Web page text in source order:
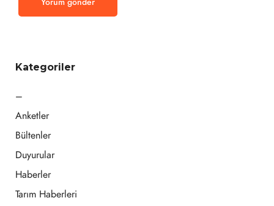
Kategoriler
–
Anketler
Bültenler
Duyurular
Haberler
Tarım Haberleri